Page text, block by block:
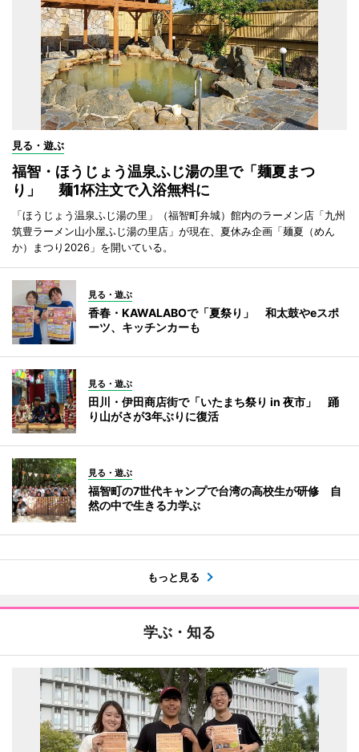
見る・遊ぶ
福智・ほうじょう温泉ふじ湯の里で「麺夏まつ
り」 麺1杯注文で入浴無料に
「ほうじょう温泉ふじ湯の里」（福智町弁城）館内のラーメン店「九州
筑豊ラーメン山小屋ふじ湯の里店」が現在、夏休み企画「麺夏（めん
か）まつり2026」を開いている。
見る・遊ぶ
香春・KAWALABOで「夏祭り」 和太鼓やeスポ
ーツ、キッチンカーも
見る・遊ぶ
田川・伊田商店街で「いたまち祭り in 夜市」 踊
り山がさが3年ぶりに復活
見る・遊ぶ
福智町の7世代キャンプで台湾の高校生が研修 自
然の中で生きる力学ぶ
もっと見る
学ぶ・知る